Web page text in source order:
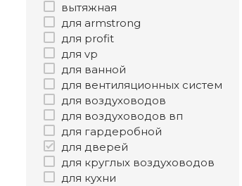
вытяжная
для armstrong
для profit
для vp
для ванной
для вентиляционных систем
для воздуховодов
для воздуховодов вп
для гардеробной
для дверей
для круглых воздуховодов
для кухни